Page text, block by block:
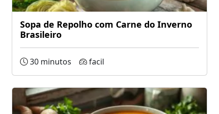
Sopa de Repolho com Carne do Inverno
Brasileiro
30 minutos facil